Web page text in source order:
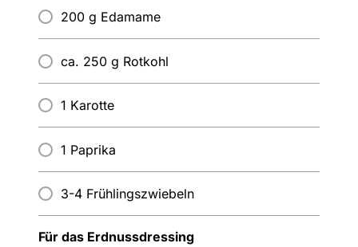
200 g Edamame
ca. 250 g Rotkohl
1 Karotte
1 Paprika
3-4 Frühlingszwiebeln
Für das Erdnussdressing